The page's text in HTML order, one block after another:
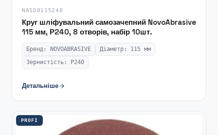
NASD8115240
Круг шліфувальний самозачепний NovoAbrasive
115 мм, Р240, 8 отворів, набір 10шт.
Бренд: NOVOABRASIVE
Діаметр: 115 мм
Зернистість: P240
Детальніше
PROFI